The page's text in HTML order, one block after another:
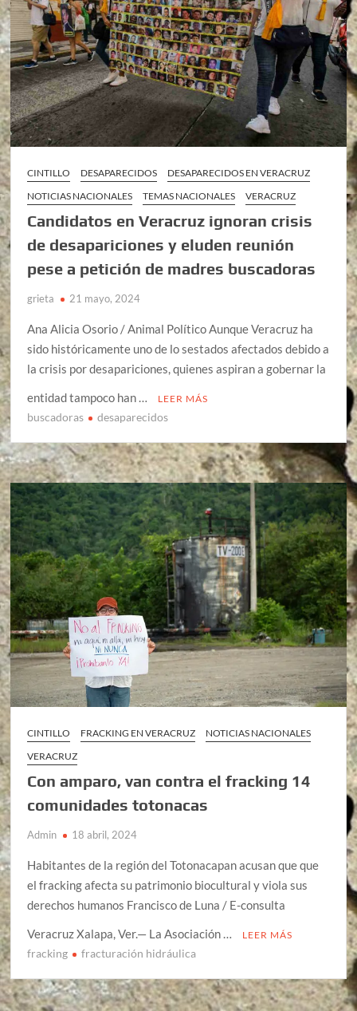
CINTILLO DESAPARECIDOS
DESAPARECIDOS EN VERACRUZ
NOTICIAS NACIONALES
TEMAS NACIONALES VERACRUZ
Candidatos en Veracruz ignoran crisis
de desapariciones y eluden reunión
pese a petición de madres buscadoras
grieta 21 mayo, 2024
Ana Alicia Osorio / Animal Político Aunque Veracruz ha
sido históricamente uno de lo sestados afectados debido a
la crisis por desapariciones, quienes aspiran a gobernar la
entidad tampoco han …
LEER MÁS
buscadoras desaparecidos
CINTILLO FRACKING EN VERACRUZ
NOTICIAS NACIONALES
VERACRUZ
Con amparo, van contra el fracking 14
comunidades totonacas
Admin 18 abril, 2024
Habitantes de la región del Totonacapan acusan que que
el fracking afecta su patrimonio biocultural y viola sus
derechos humanos Francisco de Luna / E-consulta
Veracruz Xalapa, Ver.— La Asociación …
LEER MÁS
fracking fracturación hidráulica